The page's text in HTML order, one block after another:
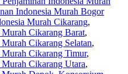
Indonesia Murah Bogor
Murah Cikarang,
Cikarang Barat,
Cikarang Selatan,
Cikarang Timur,
Cikarang Utara,